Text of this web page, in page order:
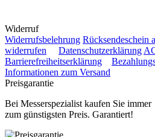
Widerruf
Widerrufsbelehrung Rücksendeschein
widerrufen
Datenschutzerklärung
Barrierefreiheitserklärung
Informationen zum Versand
Preisgarantie
Bei Messerspezialist kaufen Sie immer
zum günstigsten Preis. Garantiert!